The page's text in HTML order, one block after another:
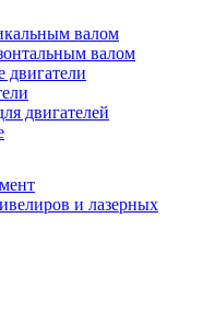
валом
валом
двигатели
двигателей
и лазерных